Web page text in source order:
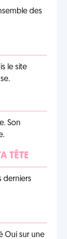
des
le site
Son
TÊTE
derniers
Oui sur une